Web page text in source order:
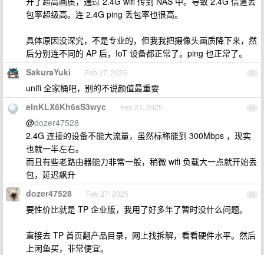
包率超级高。连 2.4G ping 丢包率也很高。
具体原因没深究，不是专业的，但我我把摄像头画质降下来，然
后分别连不同的 AP 后，IoT 设备都正常了。ping 也正常了。
23
SakuraYuki Feb 27, 2025
unifi 全家桶吧，别的不说颜值最重要
24
eInKLX6Kh6sS3wyc Feb 27, 2025
@dozer47528
2.4G 连接的设备不能大流量，虽然标称能到 300Mbps ，现实
也就一半左右。
而且有些老路由器能力非常一般，稍微 wifi 负载大一点就开始丢
包，延迟飙升
25
dozer47528 Feb 27, 2025
要性价比就是 TP 企业版，我用了好多年了暂时没什么问题。
直接去 TP 首页翻产品目录，网上找拆解，看看硬件水平。然后
上闲鱼买，非常便宜。